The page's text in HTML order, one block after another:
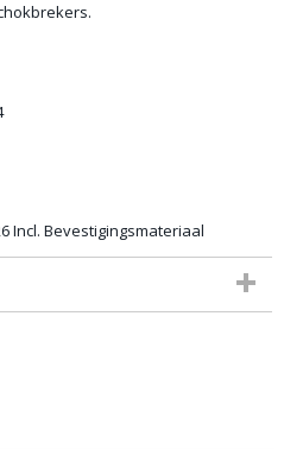
Incl. Bevestigingsmateriaal